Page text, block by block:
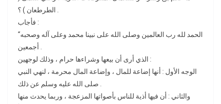
الطرطعان ) ؟ .
فأجاب :
“الحمد لله رب العالمين وصلى الله على نبينا محمد وعلى آله وصحبه
أجمعين .
الذي أرى أن بيعها وشراءها حرام ، وذلك لوجهين :
الوجه الأول : أنها إضاعة للمال ، وإضاعة المال محرمة ، لنهي النبي
صلى الله عليه وسلم عن ذلك .
والثاني : أن فيها أذية للناس بأصواتها المزعجة ، وربما يحدث منها